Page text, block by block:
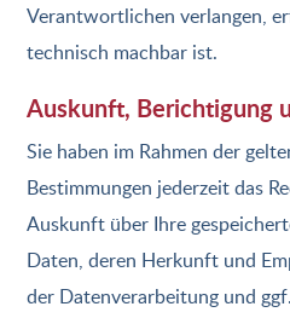
Verantwortlichen verlangen,
technisch machbar ist.
Auskunft, Berichtigung
Sie haben im Rahmen der
Bestimmungen jederzeit das
Auskunft über Ihre
Daten, deren Herkunft und
der Datenverarbeitung und